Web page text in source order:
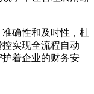
确性和及时性，杜
实现全流程自动
着企业的财务安